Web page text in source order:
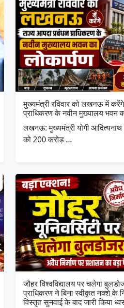
मुख्यमंत्री रविवार को लखनऊ में
प्राधिकरण के नवीन मुख्यालय भवन
लखनऊ: मुख्यमंत्री योगी आदित्यनाथ
को 200 करोड़ …
जौहर विश्वविद्यालय पर चलेगा
प्राधिकरण ने बिना स्वीकृत नक्शे के
विस्तृत सुनवाई के बाद जारी किया